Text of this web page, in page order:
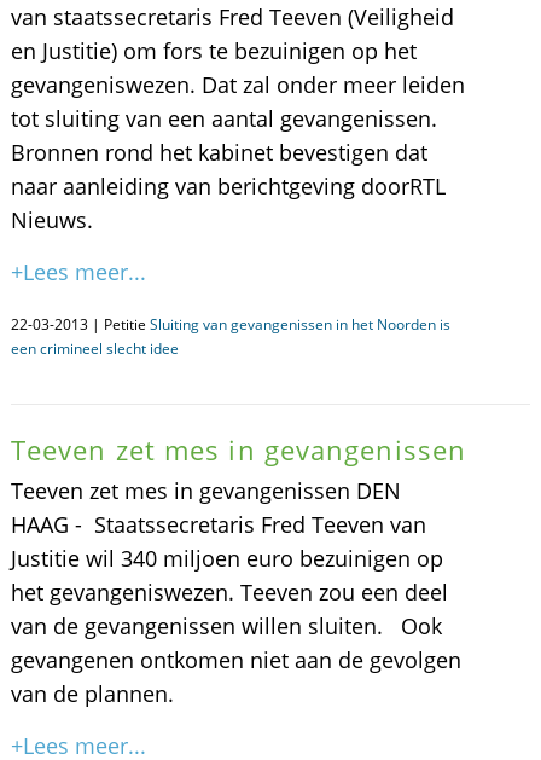
van staatssecretaris Fred Teeven (Veiligheid
en Justitie) om fors te bezuinigen op het
gevangeniswezen. Dat zal onder meer leiden
tot sluiting van een aantal gevangenissen.
Bronnen rond het kabinet bevestigen dat
naar aanleiding van berichtgeving doorRTL
Nieuws.
+Lees meer...
22-03-2013 | Petitie Sluiting van gevangenissen in het Noorden is
een crimineel slecht idee
Teeven zet mes in gevangenissen
Teeven zet mes in gevangenissen DEN
HAAG - Staatssecretaris Fred Teeven van
Justitie wil 340 miljoen euro bezuinigen op
het gevangeniswezen. Teeven zou een deel
van de gevangenissen willen sluiten. Ook
gevangenen ontkomen niet aan de gevolgen
van de plannen.
+Lees meer...